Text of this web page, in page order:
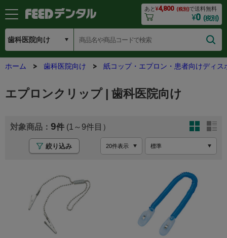
あと¥4,800 (税別)で送料無料
¥0 (税別)
ホーム 歯科医院向け 紙コップ・エプロン・患者向けディス
エプロンクリップ | 歯科医院向け
9 (1～9
絞り込み